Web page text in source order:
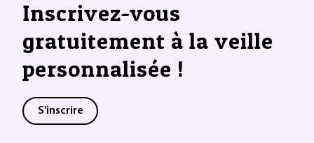
Inscrivez-vous
gratuitement à la veille
personnalisée !
S'inscrire